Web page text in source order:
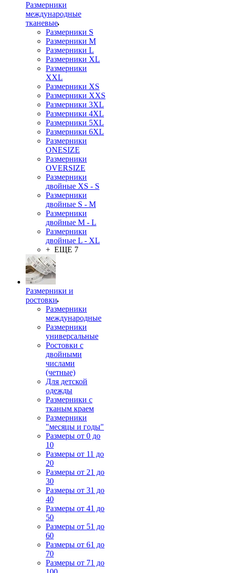
Размерники
международные
тканевые
Размерники S
Размерники M
Размерники L
Размерники XL
Размерники
XXL
Размерники XS
Размерники XXS
Размерники 3XL
Размерники 4XL
Размерники 5XL
Размерники 6XL
Размерники
ONESIZE
Размерники
OVERSIZE
Размерники
двойные XS - S
Размерники
двойные S - M
Размерники
двойные M - L
Размерники
двойные L - XL
+ ЕЩЕ 7
Размерники и
ростовки
Размерники
международные
Размерники
универсальные
Ростовки с
двойными
числами
(четные)
Для детской
одежды
Размерники с
тканым краем
Размерники
"месяцы и годы"
Размеры от 0 до
10
Размеры от 11 до
20
Размеры от 21 до
30
Размеры от 31 до
40
Размеры от 41 до
50
Размеры от 51 до
60
Размеры от 61 до
70
Размеры от 71 до